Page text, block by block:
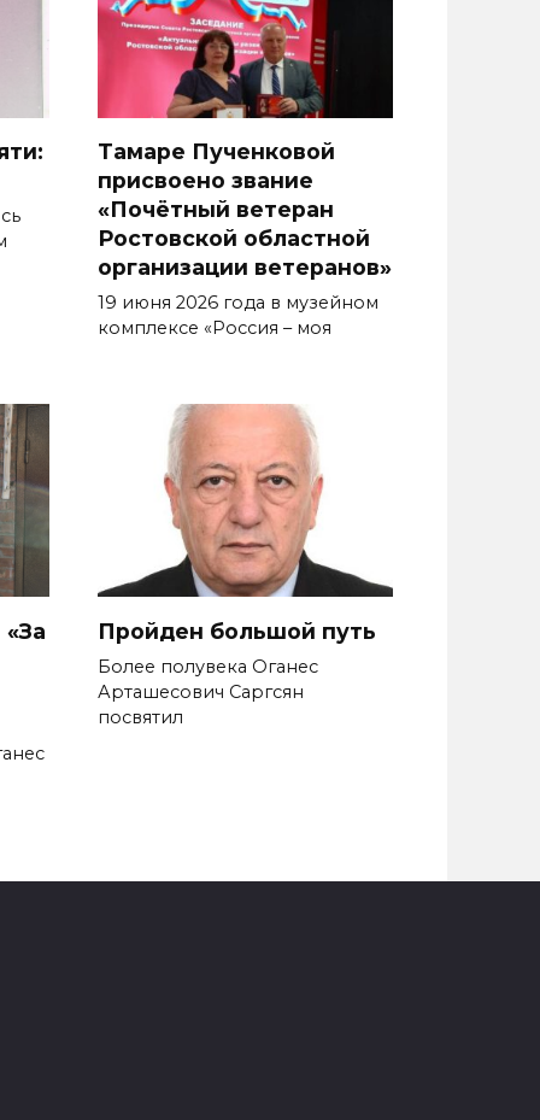
Тамаре Пученковой
присвоено звание
«Почётный ветеран
Ростовской областной
организации ветеранов»
19 июня 2026 года в музейном
комплексе «Россия – моя
Пройден большой путь
Более полувека Оганес
Арташесо­вич Саргсян
посвятил